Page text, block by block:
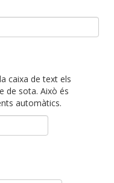
caixa de text els
de sota. Això és
automàtics.